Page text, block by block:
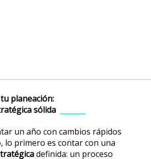
planeación:
sólida
un año con cambios rápidos
lo primero es contar con una
definida: un proceso